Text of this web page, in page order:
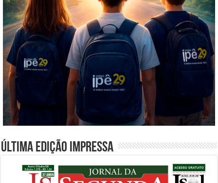
Última edição impressa